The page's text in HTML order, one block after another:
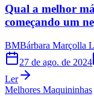
Qual a melhor
começando um
BMBárbara Marçolla
27 de ago. de 2024
Ler
Melhores Maquininhas